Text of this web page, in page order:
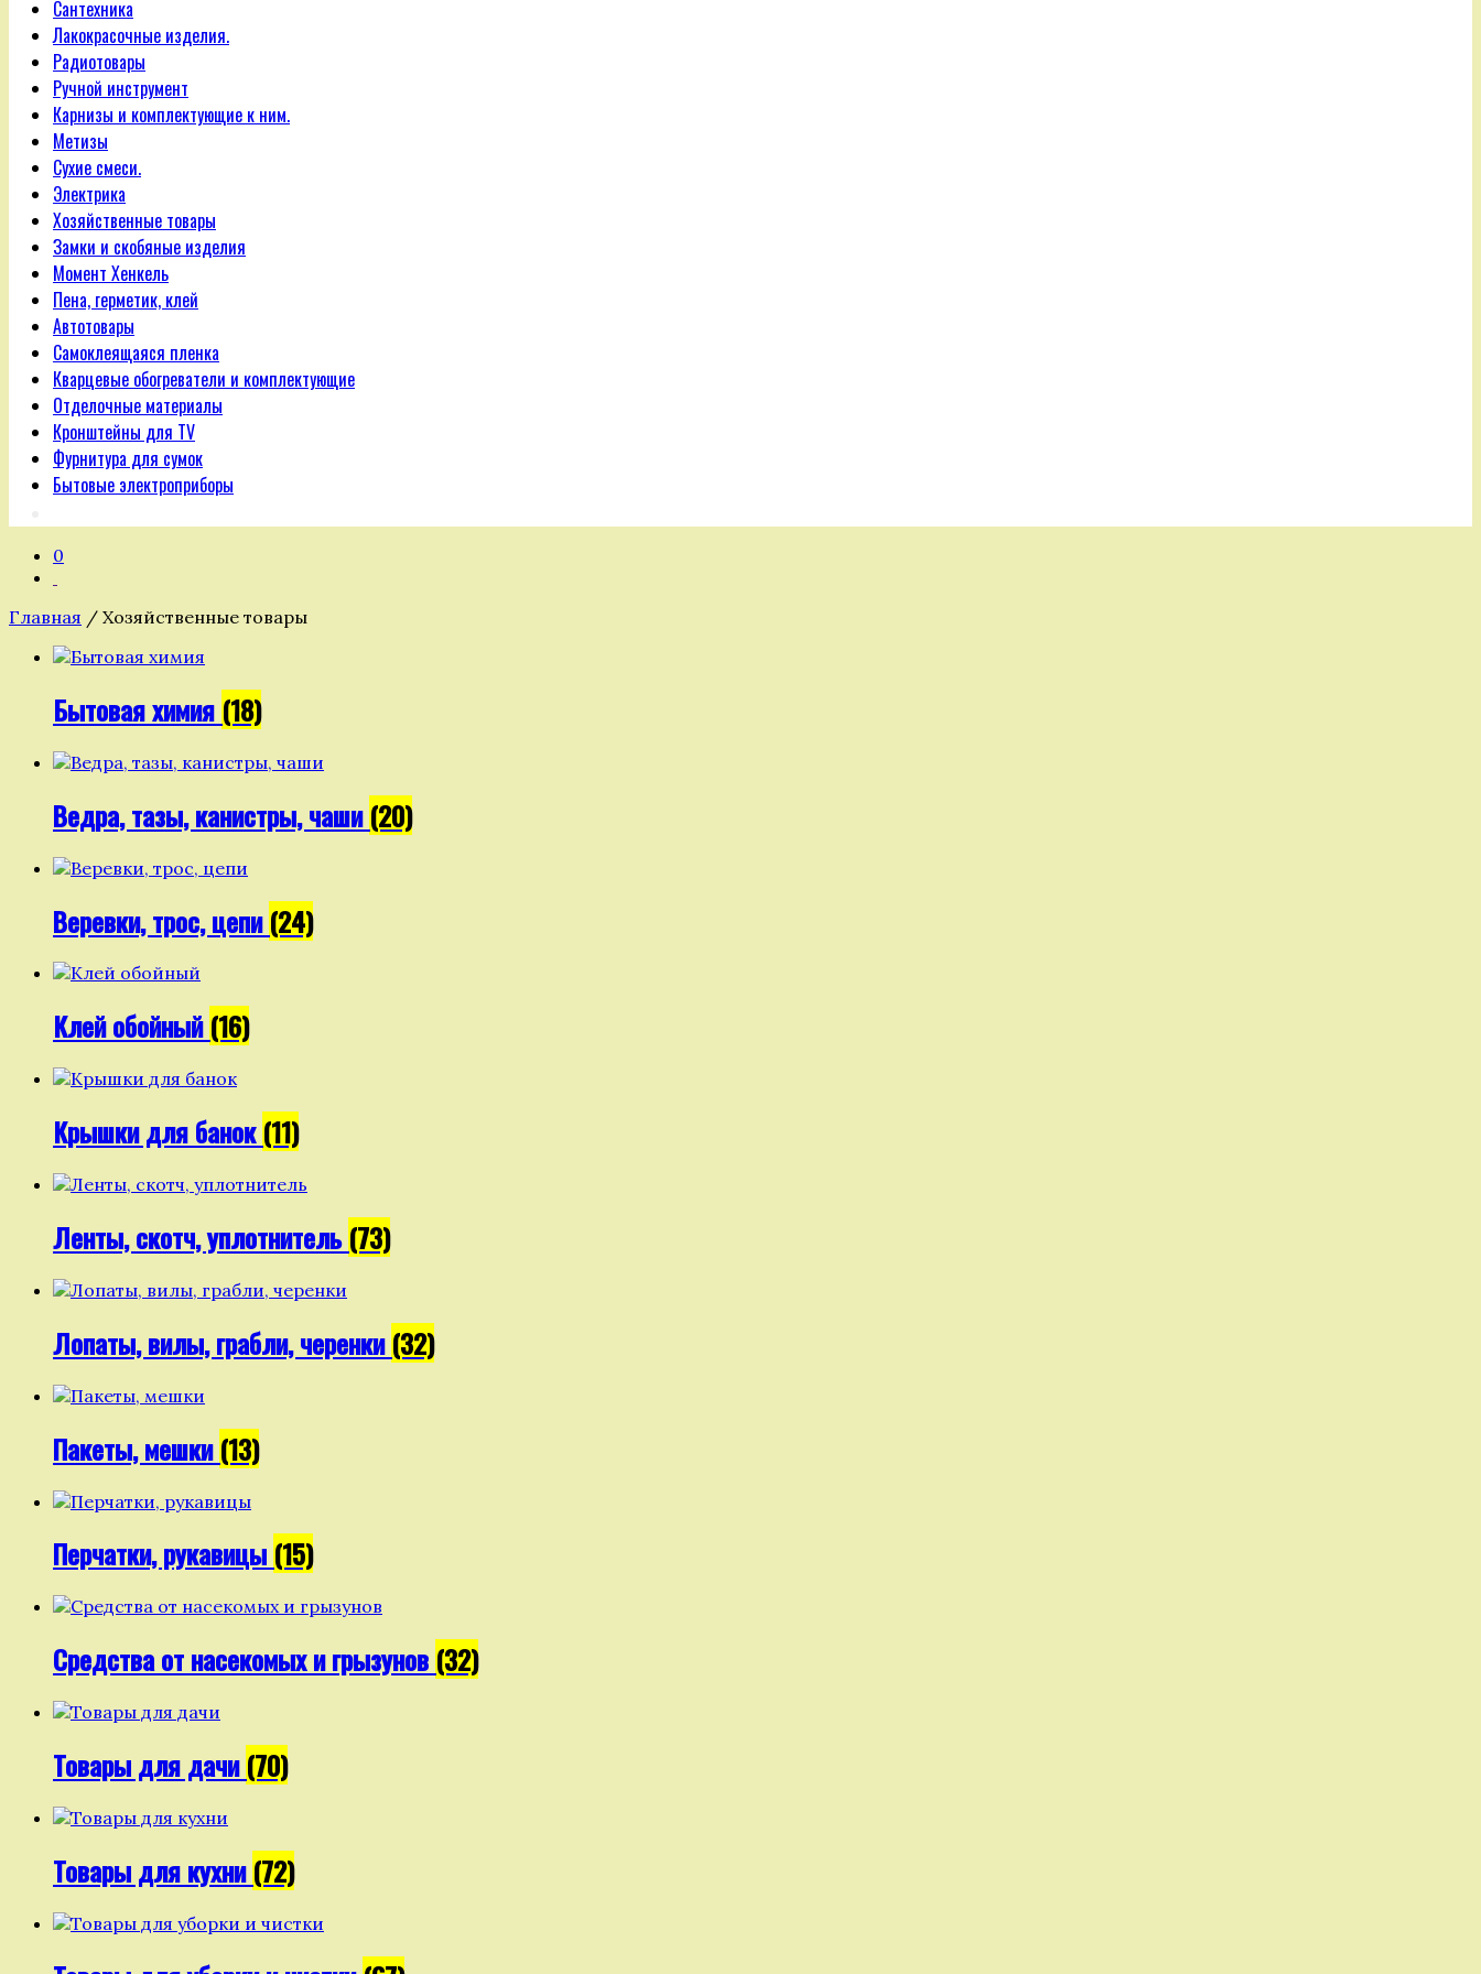
Сантехника
Лакокрасочные изделия.
Радиотовары
Ручной инструмент
Карнизы и комплектующие к ним.
Метизы
Сухие смеси.
Электрика
Хозяйственные товары
Замки и скобяные изделия
Момент Хенкель
Пена, герметик, клей
Автотовары
Самоклеящаяся пленка
Кварцевые обогреватели и комплектующие
Отделочные материалы
Кронштейны для TV
Фурнитура для сумок
Бытовые электроприборы
0
Главная / Хозяйственные товары
Бытовая химия (18)
Ведра, тазы, канистры, чаши(20)
Веревки, трос, цепи(24)
Клей обойный(16)
Крышки для банок(11)
Ленты, скотч, уплотнитель(73)
Лопаты, вилы, грабли, черенки(32)
Пакеты, мешки(13)
Перчатки, рукавицы (15)
Средства от насекомых и грызунов (32)
Товары для дачи(70)
Товары для кухни(72)